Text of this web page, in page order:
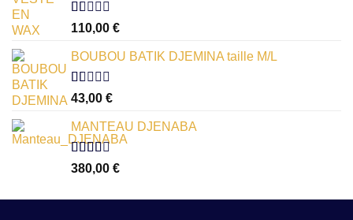
Note
sur
5
110,00 €
BOUBOU BATIK DJEMINA taille M/L
Note
1.00
sur
5
43,00 €
MANTEAU DJENABA
Note
380,00 €